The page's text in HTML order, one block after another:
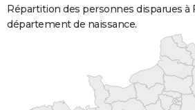
Répartition des personnes disparues à
département de naissance.